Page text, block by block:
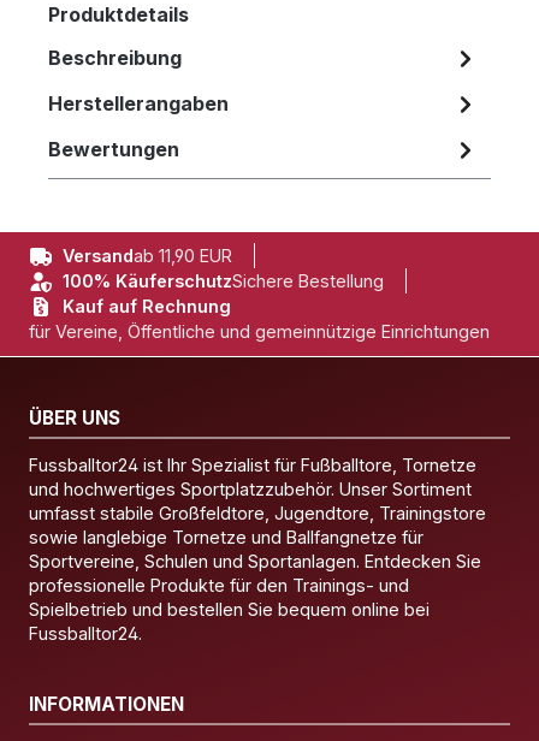
Produktdetails
Beschreibung
Herstellerangaben
Bewertungen
Versandab 11,90 EUR
100% KäuferschutzSichere Bestellung
Kauf auf Rechnung
für Vereine, Öffentliche und gemeinnützige Einrichtungen
ÜBER UNS
Fussballtor24 ist Ihr Spezialist für Fußballtore, Tornetze
und hochwertiges Sportplatzzubehör. Unser Sortiment
umfasst stabile Großfeldtore, Jugendtore, Trainingstore
sowie langlebige Tornetze und Ballfangnetze für
Sportvereine, Schulen und Sportanlagen. Entdecken Sie
professionelle Produkte für den Trainings- und
Spielbetrieb und bestellen Sie bequem online bei
Fussballtor24.
INFORMATIONEN